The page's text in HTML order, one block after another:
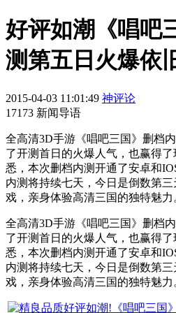
好评如潮《唱吧
测第五日火爆依
2015-04-03 11:01:49 神评论
17173 新闻导语
全高清3D手游《唱吧三国》删档
了开测首日的火爆人气，也赢得
悉，本次删档内测开通了安卓和
内测将持续七天，今日是倒数第
戏，亲身体验高清三国的独特魅力
全高清3D手游《唱吧三国》删档
了开测首日的火爆人气，也赢得
悉，本次删档内测开通了安卓和
内测将持续七天，今日是倒数第
戏，亲身体验高清三国的独特魅力